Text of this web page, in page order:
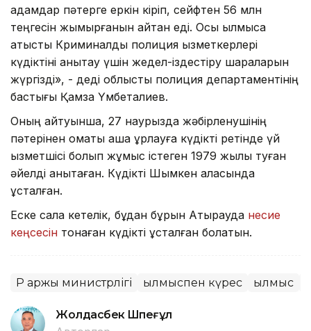
адамдар пәтерге еркін кіріп, сейфтен 56 млн
теңгесін жымқырғанын айтқан еді. Осы қылмысқа
қатысты Криминалдық полиция қызметкерлері
күдіктіні анықтау үшін жедел-іздестіру шараларын
жүргізді», - деді облыстық полиция департаментінің
бастығы Қамза Үмбетқалиев.
Оның айтуынша, 27 наурызда жәбірленушінің
пәтерінен қомақты ақша ұрлауға күдікті ретінде үй
қызметшісі болып жұмыс істеген 1979 жылы туған
әйелді анықтаған. Күдікті Шымкен қаласында
ұсталған.
Еске сала кетелік, бұдан бұрын Атырауда несие
кеңсесін тонаған күдікті ұсталған болатын.
ҚР Қаржы министрлігі Қылмыспен күрес Қылмыс
Жолдасбек Шөпеғұл